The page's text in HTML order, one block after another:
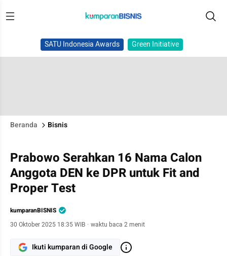
SATU Indonesia Awards Green Initiative
Beranda Bisnis
Prabowo Serahkan 16 Nama Calon
Anggota DEN ke DPR untuk Fit and
Proper Test
kumparanBISNIS
30 Oktober 2025 18:35 WIB · waktu baca 2 menit
Ikuti kumparan di Google